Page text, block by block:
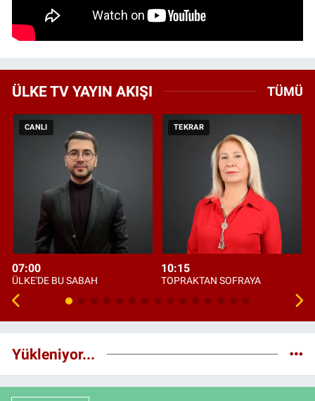
ÜLKE TV YAYIN AKIŞI TÜMÜ
CANLI
07:00
ÜLKE'DE BU SABAH
TEKRAR
10:15
TOPRAKTAN SOFRAYA
Yükleniyor...